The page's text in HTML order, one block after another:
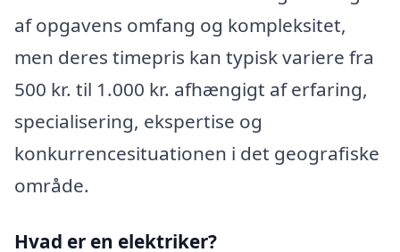
af opgavens omfang og kompleksitet,
men deres timepris kan typisk variere fra
500 kr. til 1.000 kr. afhængigt af erfaring,
specialisering, ekspertise og
konkurrencesituationen i det geografiske
område.
Hvad er en elektriker?